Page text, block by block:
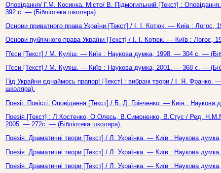
Оповідання/ Г.М. Косинка. Місто/ В. Підмогильний [Текст] :
392 с. — (Бібліотека школяра).
Основи приватного права України [Текст] / І. І. Котюк. — Київ :
Основи публічного права України [Текст] / І. І. Котюк. — Київ : Логос,
П'єси [Текст] / М. Куліш. — Київ : Наукова думка, 1998. — 304 с. —
П'єси [Текст] / М. Куліш. — Київ : Наукова думка, 2001. — 368 с. —
Під Украйни єднаймось прапор! [Текст] : вибрані твори / І. Я.
школяра).
Поезії. Повісті. Оповідання [Текст] / Б. Д. Грінченко. — Київ :
Поезія [Текст] : Л.Костенко, О.Олесь, В.Симоненко, В.Стус / Ред.
2005. — 272с. — (Бібліотека школяра).
Поезія. Драматичні твори [Текст] / Л. Українка. — Київ : Наукова
Поезія. Драматичні твори [Текст] / Л. Українка. — Київ : Наукова
Поезія. Драматичні твори [Текст] / Л. Українка. — Київ : Наукова